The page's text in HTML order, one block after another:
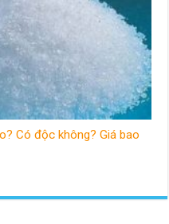
Có độc không? Giá bao